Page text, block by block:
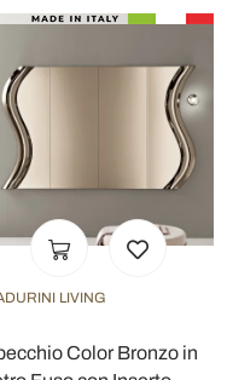
LIVING
Color Bronzo in